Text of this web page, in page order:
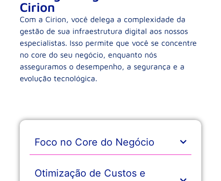
Cirion
Com a Cirion, você delega a complexidade da
gestão de sua infraestrutura digital aos nossos
especialistas. Isso permite que você se concentre
no core do seu negócio, enquanto nós
asseguramos o desempenho, a segurança e a
evolução tecnológica.
Foco no Core do Negócio
Otimização de Custos e